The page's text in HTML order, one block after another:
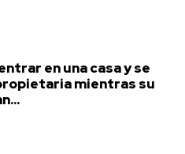
en una casa y se
mientras su